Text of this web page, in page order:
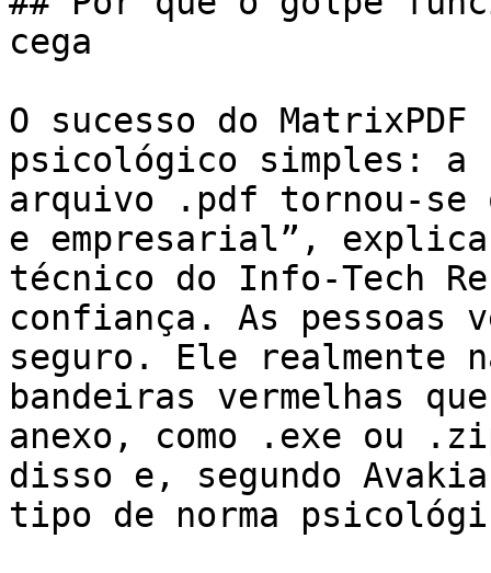
cega
O sucesso do
psicológico simples: a
arquivo .pdf tornou-se
e empresarial”,
técnico do Info-Tech
confiança. As pessoas
seguro. Ele realmente
bandeiras vermelhas
anexo, como .exe ou
disso e, segundo
tipo de norma